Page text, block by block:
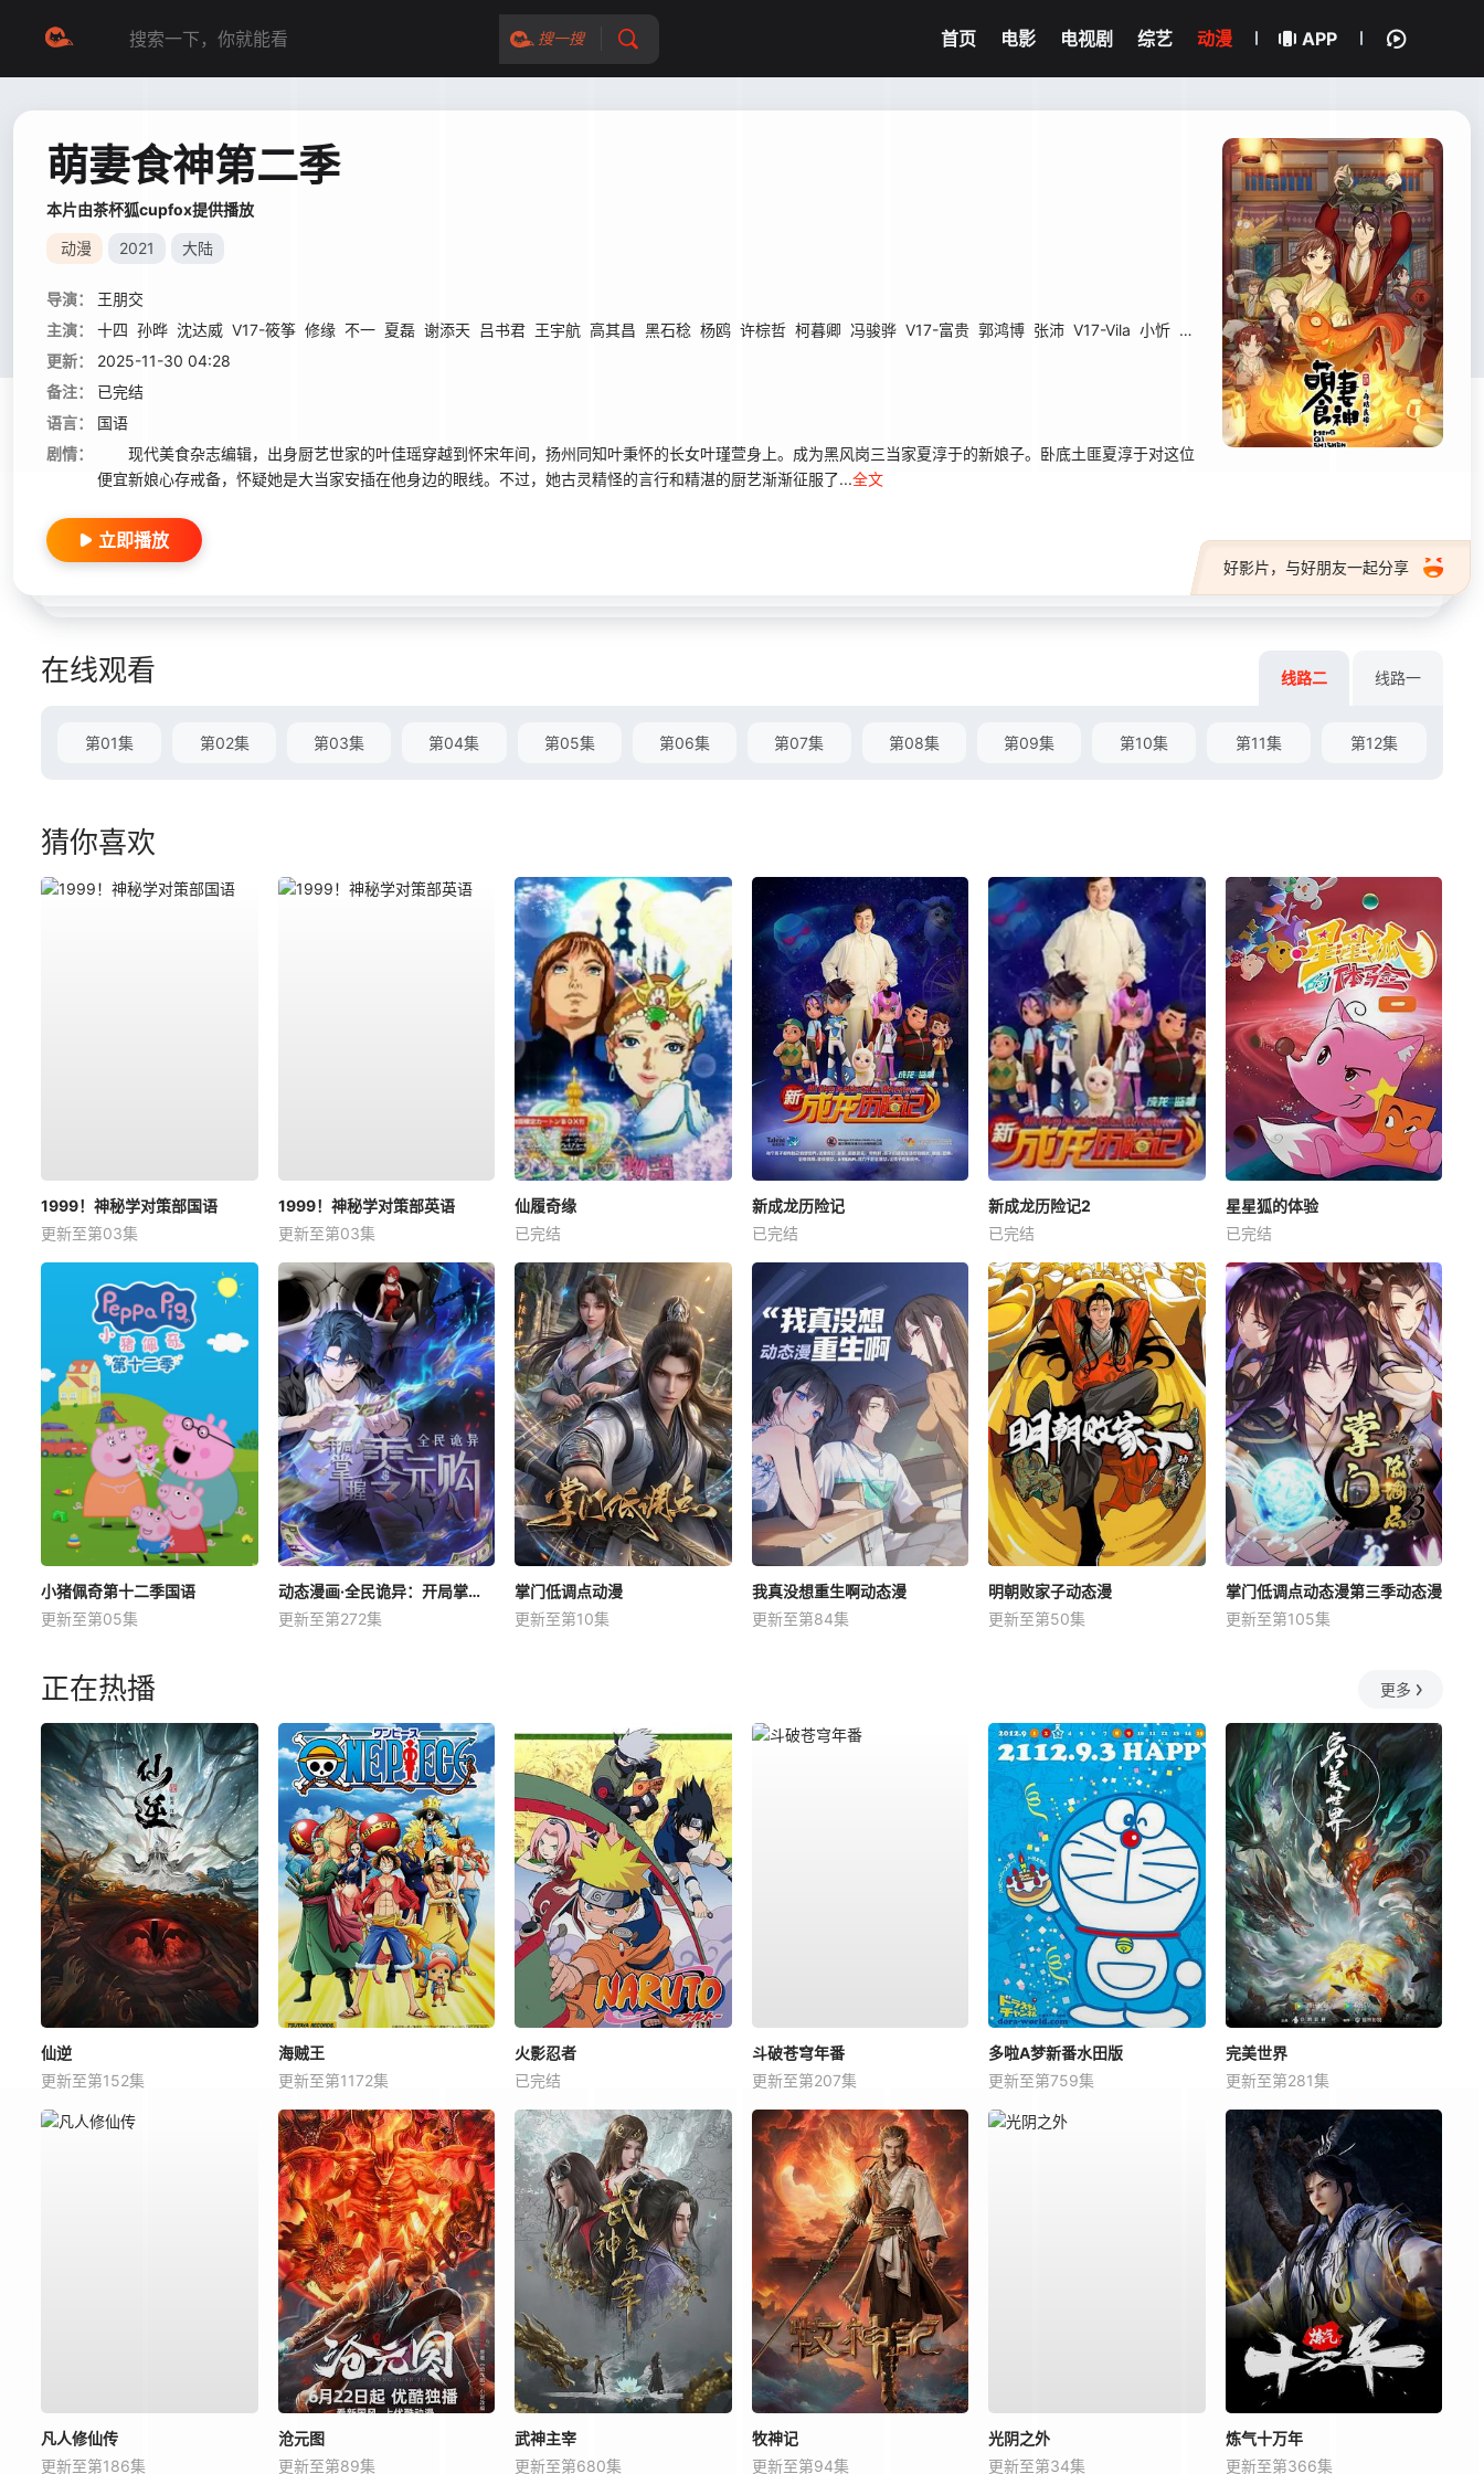
搜一搜 首页 电影 电视剧 综艺 动漫 APP
萌妻食神第二季
本片由茶杯狐cupfox提供播放
动漫 2021 大陆
导演：
王朋交
主演：
十四 孙晔 沈达威 V17-筱筝 修缘 不一 夏磊 谢添天 吕书君 王宇航 高其昌 黑石稔 杨鸥 许棕哲 柯暮卿 冯骏骅 V17-富贵 郭鸿博 张沛 V17-Vila 小忻 卞云鹏
更新：
2025-11-30 04:28
备注：
已完结
语言：
国语
剧情：
现代美食杂志编辑，出身厨艺世家的叶佳瑶穿越到怀宋年间，扬州同知叶秉怀的长女叶瑾萱身上。成为黑风岗三当家夏淳于的新娘子。卧底土匪夏淳于对这位
便宜新娘心存戒备，怀疑她是大当家安插在他身边的眼线。不过，她古灵精怪的言行和精湛的厨艺渐渐征服了...全文
好影片，与好朋友一起分享
立即播放
在线观看 线路二 线路一
第01集 第02集 第03集 第04集 第05集 第06集 第07集 第08集 第09集 第10集 第11集 第12集
猜你喜欢
1999！神秘学对策部国语
更新至第03集
1999！神秘学对策部英语
更新至第03集
仙履奇缘
已完结
新成龙历险记
已完结
新成龙历险记2
已完结
星星狐的体验
已完结
小猪佩奇第十二季国语
更新至第05集
动态漫画·全民诡异：开局掌握零元购
更新至第272集
掌门低调点动漫
更新至第10集
我真没想重生啊动态漫
更新至第84集
明朝败家子动态漫
更新至第50集
掌门低调点动态漫第三季动态漫
更新至第105集
正在热播 更多
仙逆
更新至第152集
海贼王
更新至第1172集
火影忍者
已完结
斗破苍穹年番
更新至第207集
多啦A梦新番水田版
更新至第759集
完美世界
更新至第281集
凡人修仙传
更新至第186集
沧元图
更新至第89集
武神主宰
更新至第680集
牧神记
更新至第94集
光阴之外
更新至第34集
炼气十万年
更新至第366集